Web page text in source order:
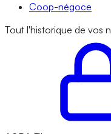
Coop-négoce
Tout l'historique de vos